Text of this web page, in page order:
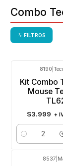
Combo
FILTROS
8190 |
Kit Combo
Mouse
$3.999 +
Cantidad
8537